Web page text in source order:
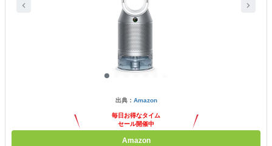
出典： Amazon
毎日お得なタイム
セール開催中
Amazon